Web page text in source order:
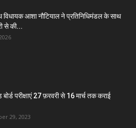
विधायक आशा नौटियाल ने प्रतिनिधिमंडल के साथ
से की...
बोर्ड परीक्षाएं 27 फ़रवरी से 16 मार्च तक कराई
29, 2023